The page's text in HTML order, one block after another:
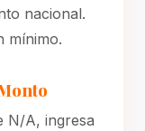
nacional.
mínimo.
N/A, ingresa